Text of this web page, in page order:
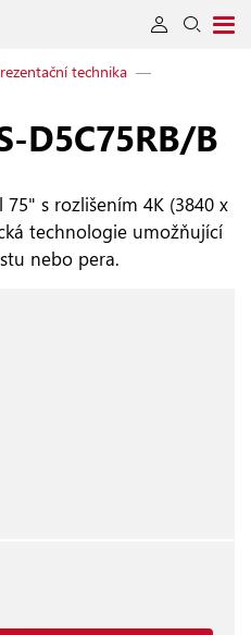
technika —
B
s rozlišením 4K (3840 x
technologie umožňující
nebo pera.